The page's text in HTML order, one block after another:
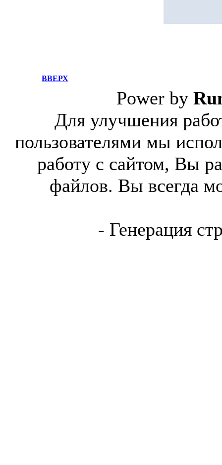
ВВЕРХ
Power by
Для улучшения
пользователями мы
работу с сайтом, Вы
файлов. Вы всегда
- Генерация